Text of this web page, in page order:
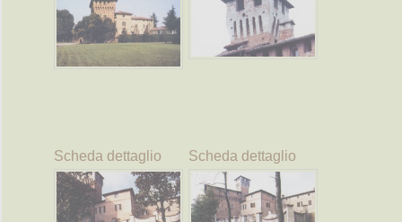
Scheda dettaglio Scheda dettaglio